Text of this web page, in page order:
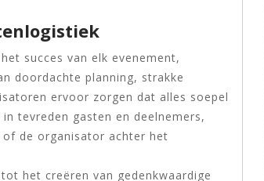
succes van elk evenement,
doordachte planning, strakke
ervoor zorgen dat alles soepel
tevreden gasten en deelnemers,
de organisator achter het
het creëren van gedenkwaardige